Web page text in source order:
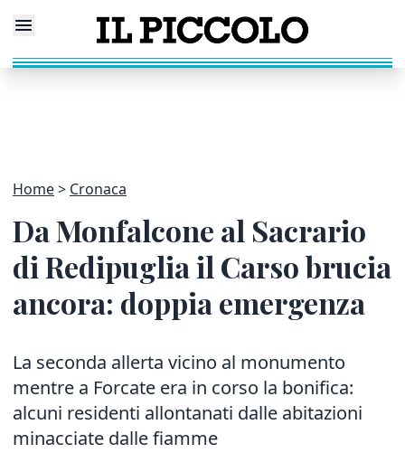
Home Cronaca
Da Monfalcone al Sacrario
di Redipuglia il Carso brucia
ancora: doppia emergenza
La seconda allerta vicino al monumento
mentre a Forcate era in corso la bonifica:
alcuni residenti allontanati dalle abitazioni
minacciate dalle fiamme